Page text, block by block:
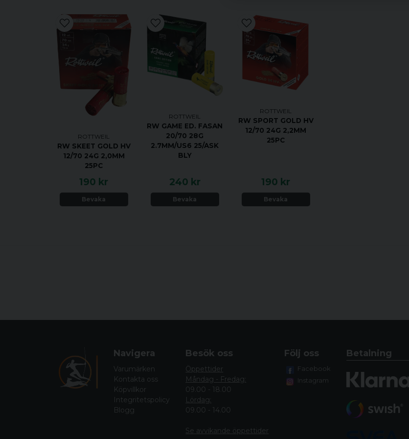
ROTTWEIL
RW SKEET GOLD HV
12/70 24G 2,0MM
25PC
190 kr
Bevaka
ROTTWEIL
RW GAME ED. FASAN
20/70 28G
2.7MM/US6 25/ASK
BLY
240 kr
Bevaka
ROTTWEIL
RW SPORT GOLD HV
12/70 24G 2,2MM
25PC
190 kr
Bevaka
Navigera
Varumärken
Kontakta oss
Köpvillkor
Integritetspolicy
Blogg
Besök oss
Öppettider
Måndag - Fredag:
09.00 - 18.00
Lördag:
09.00 - 14.00
Se avvikande öppettider
Följ oss
Facebook
Instagram
Betalning